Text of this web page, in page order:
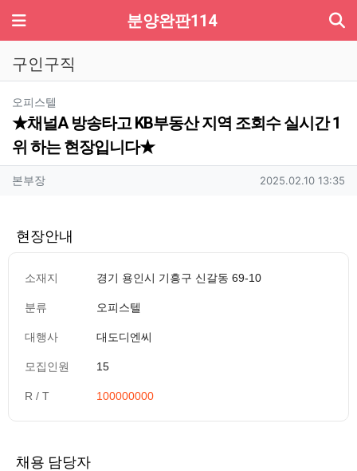
메뉴 분양완판114
구인구직
오피스텔
★채널A 방송타고 KB부동산 지역 조회수 실시간 1
위 하는 현장입니다★
작성자 정보
본부장작성 작성일
2025.02.10 13:35
현장안내
소재지 경기 용인시 기흥구 신갈동 69-10
분류 오피스텔
대행사 대도디엔씨
모집인원 15
R / T 100000000
채용 담당자